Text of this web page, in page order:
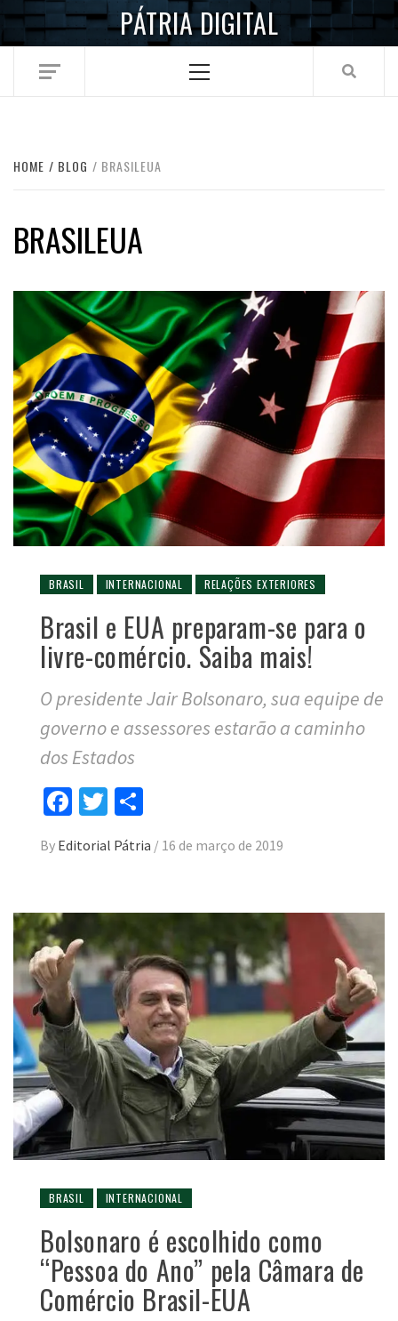
Skip
PÁTRIA DIGITAL
Menu
HOME BLOG BRASILEUA
BRASILEUA
BRASIL INTERNACIONAL RELAÇÕES EXTERIORES
Brasil e EUA preparam-se para o
livre-comércio. Saiba mais!
O presidente Jair Bolsonaro, sua equipe de
governo e assessores estarão a caminho
dos Estados
Facebook
Twitter
By Editorial Pátria / 16 de março de 2019
BRASIL INTERNACIONAL
Bolsonaro é escolhido como
“Pessoa do Ano” pela Câmara de
Comércio Brasil-EUA